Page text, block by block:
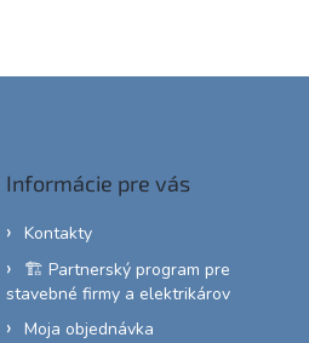
Informácie pre vás
Kontakty
🏗️ Partnerský program pre
stavebné firmy a elektrikárov
Moja objednávka